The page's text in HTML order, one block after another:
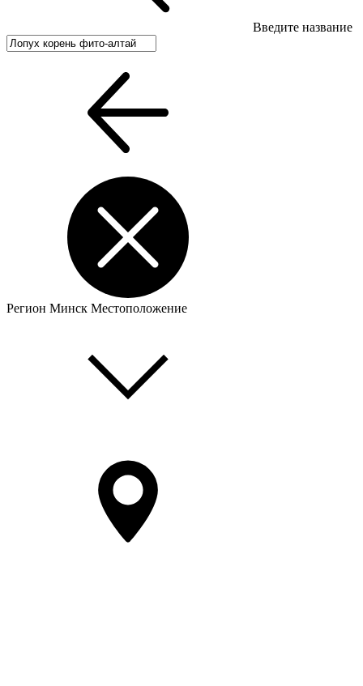
Введите название
Регион Минск Местоположение